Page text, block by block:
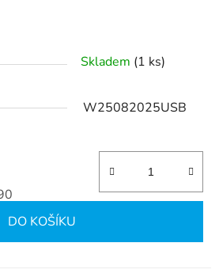
Skladem (1 ks)
W25082025USB
DO KOŠÍKU